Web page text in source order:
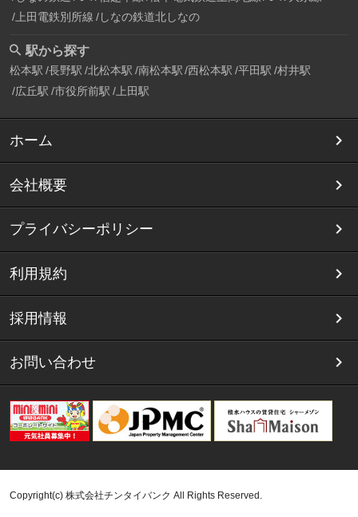
上田電鉄別所線 しなの鉄道北しなの
駅から探す
松本駅 長野駅 北松本駅 南松本駅 西松本駅 平田駅 村井駅
広丘駅 市役所前駅 上田駅
ホーム
会社概要
プライバシーポリシー
利用規約
採用情報
お問い合わせ
Copyright(c) 株式会社チンタイバンク All Rights Reserved.